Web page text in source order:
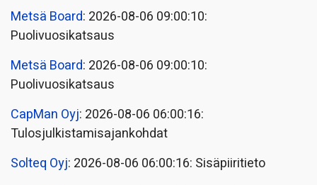
Metsä Board: 2026-08-06 09:00:10:
Puolivuosikatsaus
Metsä Board: 2026-08-06 09:00:10:
Puolivuosikatsaus
CapMan Oyj: 2026-08-06 06:00:16:
Tulosjulkistamisajankohdat
Solteq Oyj: 2026-08-06 06:00:16: Sisäpiiritieto